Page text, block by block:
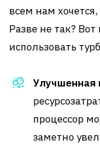
всем нам
Разве не так?
использовать
Улучшенная
процессор
заметно